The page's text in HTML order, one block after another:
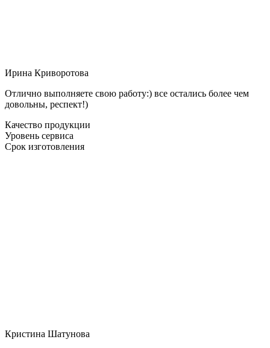
Ирина Криворотова
Отлично выполняете свою работу:) все остались более чем
довольны, респект!)
Качество продукции
Уровень сервиса
Срок изготовления
Кристина Шатунова